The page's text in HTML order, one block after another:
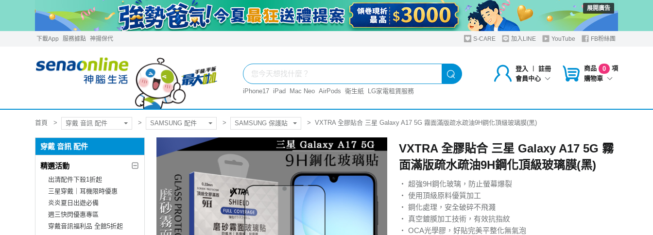
展開廣告
下載App 服務據點 神揚保代 S-CARE 加入LINE YouTube FB粉絲團
登入 ︱
註冊
會員中心
商品 0
項
購物車
iPhone17 iPad Mac Neo AirPods 衛生紙 LG家電租賃服務
首頁 穿戴 音訊 配件 SAMSUNG 配件 SAMSUNG 保護貼 VXTRA 全膠貼合 三星 Galaxy A17 5G 霧面滿版疏水疏油9H鋼化頂級玻璃膜(黑)
穿戴 音訊 配件
精選活動
出清配件下殺1折起
三星穿戴｜耳機限時優惠
炎炎夏日出遊必備
週三快閃優惠專區
穿戴音訊福利品 全館5折起
VXTRA 全膠貼合 三星 Galaxy A17 5G 霧
面滿版疏水疏油9H鋼化頂級玻璃膜(黑)
‧ 超強9H鋼化玻璃，防止螢幕爆裂
‧ 使用頂級原料優質加工
‧ 鋼化處理，安全破碎不飛濺
‧ 真空鍍膜加工技術，有效抗指紋
‧ OCA光學膠，好貼完美平整化無氣泡